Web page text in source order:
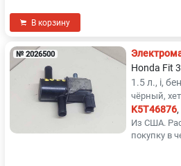
В корзину
№ 2026500
Honda Fit
1.5 л., i,
чёрный,
K5T46876,
Из США.
покупку в